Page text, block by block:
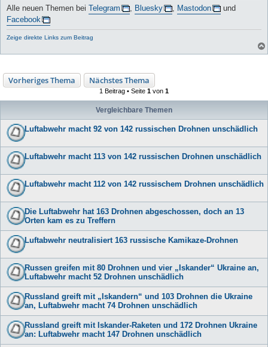
Alle neuen Themen bei Telegram , Bluesky , Mastodon
und
Facebook
Zeige direkte Links zum Beitrag
Vorheriges Thema Nächstes Thema
1 Beitrag • Seite 1 von 1
Vergleichbare Themen
Luftabwehr macht 92 von 142 russischen Drohnen unschädlich
Luftabwehr macht 113 von 142 russischen Drohnen unschädlich
Luftabwehr macht 112 von 142 russischem Drohnen unschädlich
Die Luftabwehr hat 163 Drohnen abgeschossen, doch an 13
Orten kam es zu Treffern
Luftabwehr neutralisiert 163 russische Kamikaze-Drohnen
Russen greifen mit 80 Drohnen und vier „Iskander“ Ukraine an,
Luftabwehr macht 52 Drohnen unschädlich
Russland greift mit „Iskandern“ und 103 Drohnen die Ukraine
an, Luftabwehr macht 74 Drohnen unschädlich
Russland greift mit Iskander-Raketen und 172 Drohnen Ukraine
an: Luftabwehr macht 147 Drohnen unschädlich